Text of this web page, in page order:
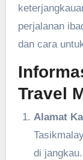
perjalanan
dan cara
Travel
Alamat
di